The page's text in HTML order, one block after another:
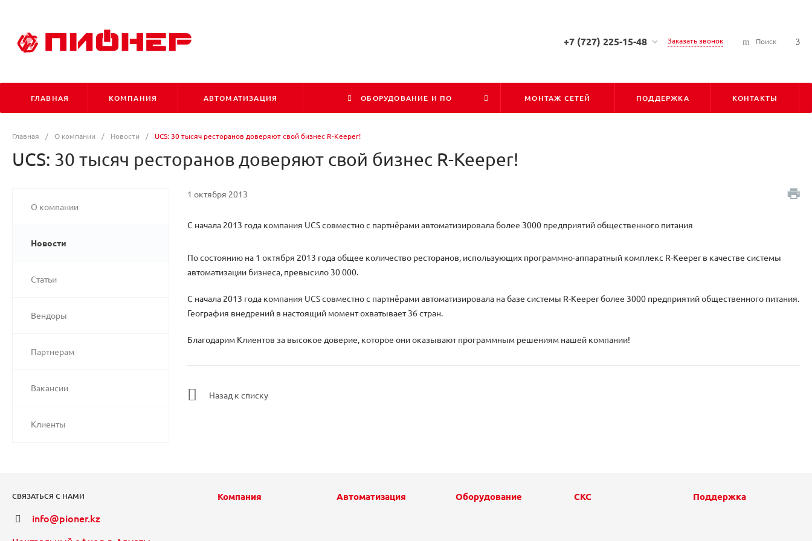
+7 (727) 225-15-48
г. Алматы, ул. Сарсена
Cб-Вс: Выходной
Заказать звонок Поиск
ГЛАВНАЯ КОМПАНИЯ АВТОМАТИЗАЦИЯ ОБОРУДОВАНИЕ И ПО МОНТАЖ СЕТЕЙ ПОДДЕРЖКА КОНТАКТЫ
Главная / О компании / Новости / UCS: 30 тысяч ресторанов доверяют свой бизнес R-Keeper!
UCS: 30 тысяч ресторанов доверяют свой бизнес R-Keeper!
О компании
Новости
Статьи
Вендоры
Партнерам
Вакансии
Клиенты
1 октября 2013
С начала 2013 года компания UCS совместно с партнёрами автоматизировала более 3000 предприятий общественного питания
По состоянию на 1 октября 2013 года общее количество ресторанов, использующих программно-аппаратный комплекс R-Keeper в качестве системы
автоматизации бизнеса, превысило 30 000.
С начала 2013 года компания UCS совместно с партнёрами автоматизировала на базе системы R-Keeper более 3000 предприятий общественного питания.
География внедрений в настоящий момент охватывает 36 стран.
Благодарим Клиентов за высокое доверие, которое они оказывают программным решениям нашей компании!
Назад к списку
СВЯЗАТЬСЯ С НАМИ
info@pioner.kz
Компания Автоматизация Оборудование СКС Поддержка